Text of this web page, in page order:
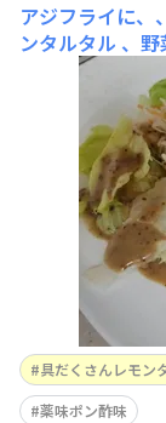
アジフライに、
ンタルタル 、
けて頂きました🌈
具だくさんレモン
薬味ポン酢味